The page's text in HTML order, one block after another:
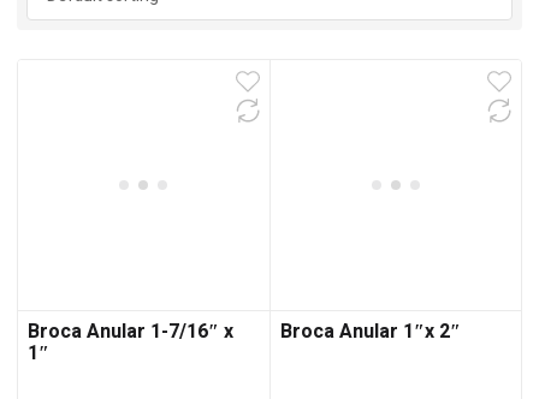
Broca Anular 1-7/16″ x
1″
Broca Anular 1″x 2″